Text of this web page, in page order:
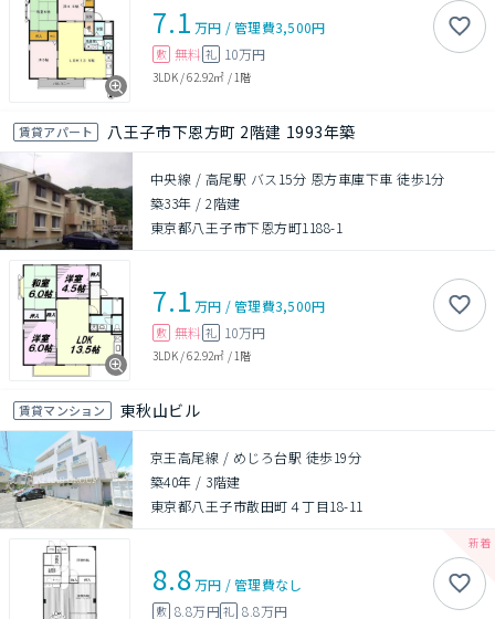
7.1 万円 /管理費3,500円
敷 無料 礼 10万円
3LDK/62.92㎡ / 1階
賃貸アパート 八王子市下恩方町 2階建 1993年築
中央線 / 高尾駅 バス15分 恩方車庫下車 徒歩1分
築33年 /2階建
東京都八王子市下恩方町1188-1
7.1 万円 /管理費3,500円
敷 無料 礼 10万円
3LDK/62.92㎡ / 1階
賃貸マンション 東秋山ビル
京王高尾線 / めじろ台駅 徒歩19分
築40年 / 3階建
東京都八王子市散田町４丁目18-11
8.8万円 /管理費なし
敷 8.8万円礼 8.8万円